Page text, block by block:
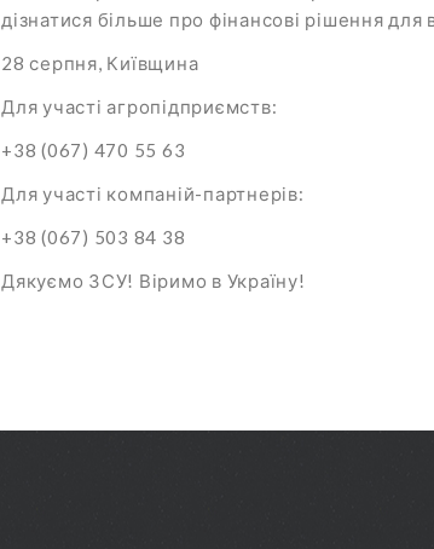
дізнатися більше про фінансові рішення для
28 серпня, Київщина
Для участі агропідприємств:
+38 (067) 470 55 63
Для участі компаній-партнерів:
+38 (067) 503 84 38
Дякуємо ЗСУ! Віримо в Україну!